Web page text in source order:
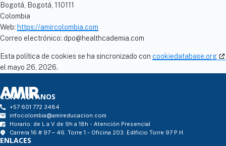
Bogotá, Bogotá, 110111
Colombia
Web: https://amircolombia.com
Correo electrónico: dpo@healthcademia.com
Esta política de cookies se ha sincronizado con cookiedatabase.org
el mayo 26, 2026.
CONTÁCTANOS
+57 601 772 3484
infocolombia@amireducacion.com
Horario: de L a V de 9h a 18h - Atención Presencial
Carrera 16 # 97 – 46. Torre 1 - Oficina 203. Edificio Torre 97 P.H.
ENLACES